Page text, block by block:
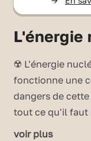
L'énergie
☢️ L'énergie
fonctionne une
dangers de
tout ce qu'il faut
est composé de
voir plus